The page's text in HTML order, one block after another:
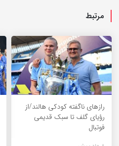
مرتبط
راز‌های ناگفته کودکی هالند/از
رؤیای گلف تا سبک قدیمی
فوتبال